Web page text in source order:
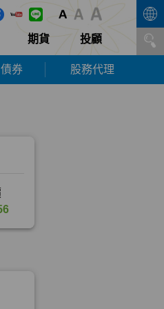
期貨 投顧
債券 股務代理